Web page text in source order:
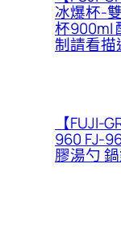
冰爆杯-
杯900ml
制請看描
【FUJI-
960 FJ-
膠湯勺